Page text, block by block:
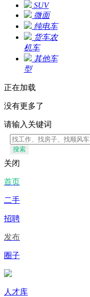
SUV
微面
纯电车
货车农
机车
其他车
型
正在加载
没有更多了
请输入关键词
搜索
关闭
首页
二手
招聘
发布
圈子
人才库